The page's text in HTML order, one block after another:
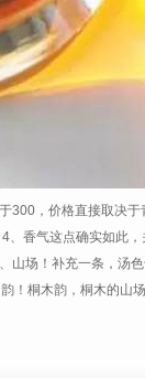
300，价格直接取决
、香气这点确实如此
山场！补充一条，汤
！桐木韵，桐木的山场